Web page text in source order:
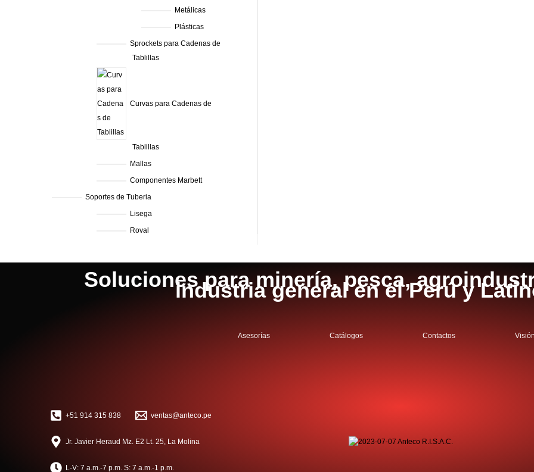
Metálicas
Plásticas
Sprockets para Cadenas de
Tablillas
Curvas para Cadenas de
Tablillas
Mallas
Componentes Marbett
Soportes de Tuberia
Lisega
Roval
Soluciones para minería, pesca,
industria general en el Perú y
Asesorías Catálogos Contactos
+51 914 315 838 ventas@anteco.pe
Jr. Javier Heraud Mz. E2 Lt. 25, La Molina
L-V: 7 a.m.-7 p.m. S: 7 a.m.-1 p.m.